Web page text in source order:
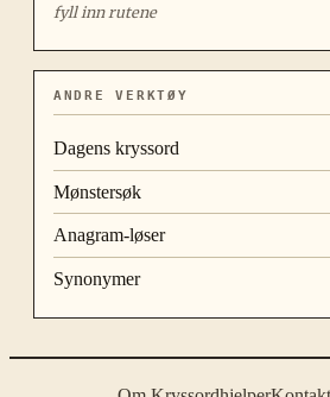
fyll inn rutene
ANDRE VERKTØY
Dagens kryssord
Mønstersøk
Anagram-løser
Synonymer